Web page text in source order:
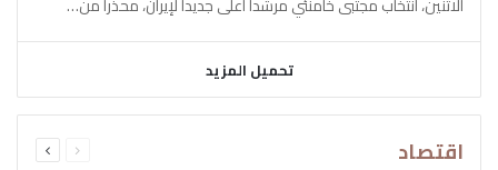
تحميل المزيد
اقتصاد الصفحةالصفحة